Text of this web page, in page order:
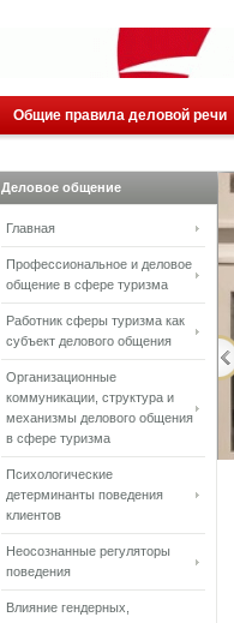
Общие правила деловой речи
Деловое общение
Главная
Профессиональное и деловое
общение в сфере туризма
Работник сферы туризма как
субъект делового общения
Организационные
коммуникации, структура и
механизмы делового общения
в сфере туризма
Психологические
детерминанты поведения
клиентов
Неосознанные регуляторы
поведения
Влияние гендерных,